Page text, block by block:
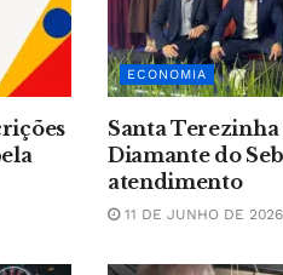
ECONOMIA
Santa
Diamante do
atendimento
11 DE JUNHO DE 2026